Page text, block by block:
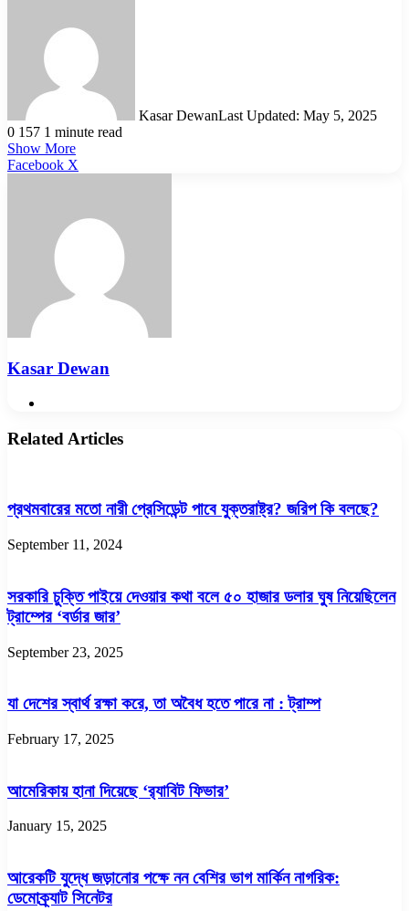
Kasar DewanLast Updated: May 5, 2025
0 157 1 minute read
Show More
Facebook X
Kasar Dewan
Related Articles
প্রথমবারের মতো নারী প্রেসিডেন্ট পাবে যুক্তরাষ্ট্র? জরিপ কি বলছে?
September 11, 2024
সরকারি চুক্তি পাইয়ে দেওয়ার কথা বলে ৫০ হাজার ডলার ঘুষ নিয়েছিলেন
ট্রাম্পের ‘বর্ডার জার’
September 23, 2025
যা দেশের স্বার্থ রক্ষা করে, তা অবৈধ হতে পারে না : ট্রাম্প
February 17, 2025
আমেরিকায় হানা দিয়েছে ‘র‌্যাবিট ফিভার’
January 15, 2025
আরেকটি যুদ্ধে জড়ানোর পক্ষে নন বেশির ভাগ মার্কিন নাগরিক:
ডেমোক্র্যাট সিনেটর